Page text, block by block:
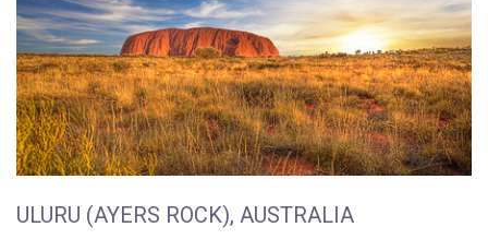
ULURU (AYERS ROCK), AUSTRALIA